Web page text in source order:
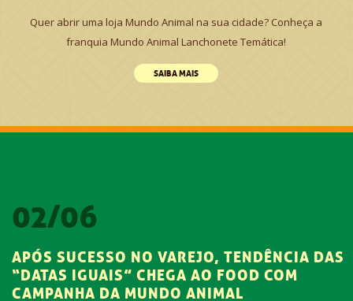
Quer abrir uma loja Mundo Animal na sua cidade? Conheça a
franquia Mundo Animal Lanchonete Temática!
SAIBA MAIS
22/05
MUNDO ANIMAL VAI DISTRIBUIR
HAMBÚRGUER GRÁTIS PARA CLIENTES
CHAMADOS “LEONEL” NO DIA DO